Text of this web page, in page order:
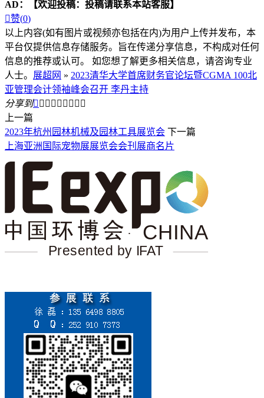
AD：
【欢迎投稿：投稿请联系本站客服】
赞(0)
以上内容(如有图片或视频亦包括在内)为用户上传并发布，本
平台仅提供信息存储服务。旨在传递分享信息，不构成对任何
信息的推荐或认可。 如您想了解更多相关信息，请咨询专业
人士。 展超网 » 2023清华大学首席财务官论坛暨CGMA 100北
亚管理会计领袖峰会召开 李丹主持
分享到        
上一篇
2023年杭州园林机械及园林工具展览会 下一篇
上海亚洲国际宠物展展览会会刊展商名片